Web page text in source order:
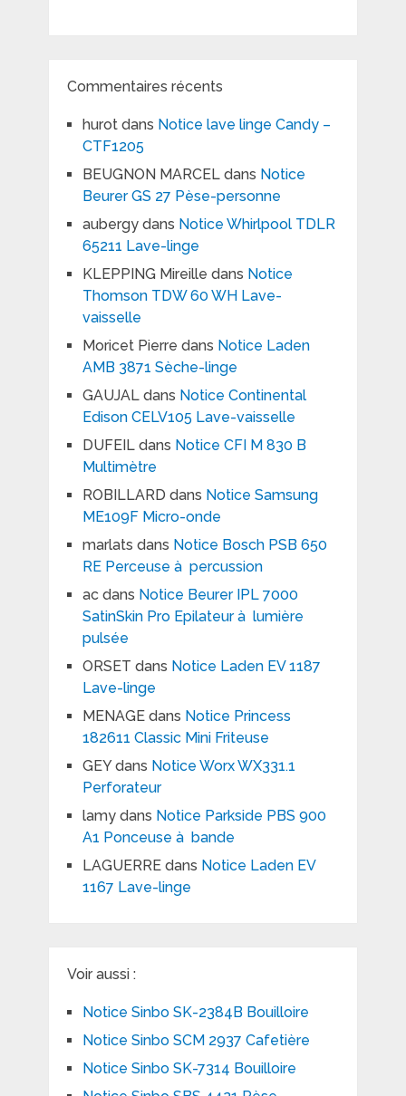
Commentaires récents
hurotdans Notice lave linge Candy –
CTF1205
BEUGNON MARCELdans Notice
Beurer GS 27 Pèse-personne
aubergydans Notice Whirlpool TDLR
65211 Lave-linge
KLEPPING Mireille dans Notice
Thomson TDW 60 WH Lave-
vaisselle
Moricet Pierre dans Notice Laden
AMB 3871 Sèche-linge
GAUJALdans Notice Continental
Edison CELV105 Lave-vaisselle
DUFEILdans Notice CFI M 830 B
Multimètre
ROBILLARD dans Notice Samsung
ME109F Micro-onde
marlats dans Notice Bosch PSB 650
RE Perceuse à percussion
acdans Notice Beurer IPL 7000
SatinSkin Pro Epilateur à lumière
pulsée
ORSET dans Notice Laden EV 1187
Lave-linge
MENAGEdans Notice Princess
182611 Classic Mini Friteuse
GEYdans Notice Worx WX331.1
Perforateur
lamydans Notice Parkside PBS 900
A1 Ponceuse à bande
LAGUERREdans Notice Laden EV
1167 Lave-linge
Voir aussi :
Notice Sinbo SK-2384B Bouilloire
Notice Sinbo SCM 2937 Cafetière
Notice Sinbo SK-7314 Bouilloire